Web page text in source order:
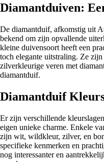
Diamantduiven:
De diamantduif, afkomstig uit
bekend om zijn opvallende
kleine duivensoort heeft een
toch elegante uitstraling. Ze
zilverkleurige veren met
diamantduif.
Diamantduif
Er zijn verschillende
eigen unieke charme. Enkele
zijn wit, wildkleur, zilver, en
specifieke kenmerken en
nog interessanter en